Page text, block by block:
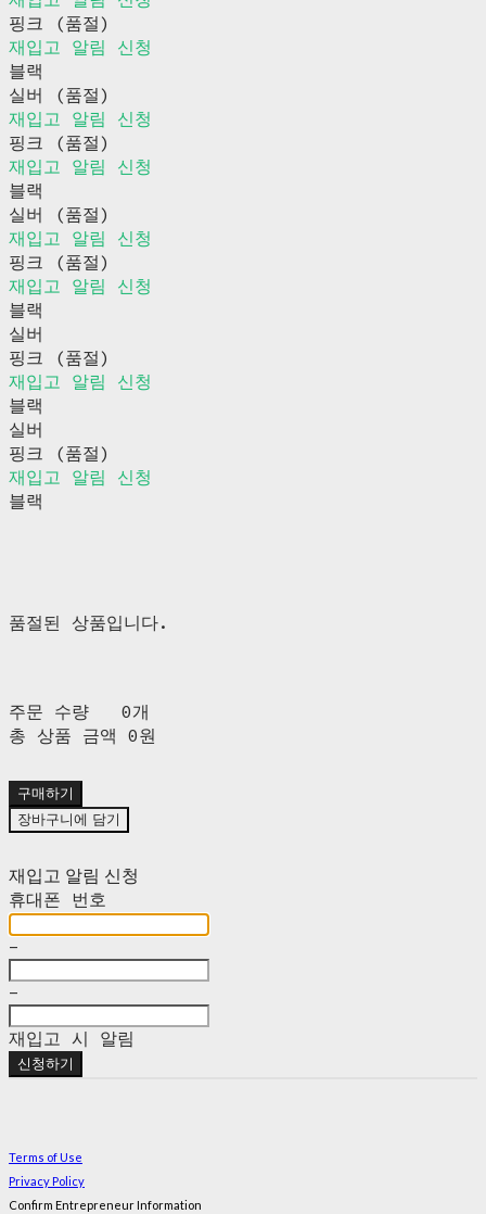
핑크 (품절)
재입고 알림 신청
블랙
실버 (품절)
재입고 알림 신청
핑크 (품절)
재입고 알림 신청
블랙
실버 (품절)
재입고 알림 신청
핑크 (품절)
재입고 알림 신청
블랙
실버
핑크 (품절)
재입고 알림 신청
블랙
실버
핑크 (품절)
재입고 알림 신청
블랙
품절된 상품입니다.
주문 수량
0개
총 상품 금액 0원
구매하기
장바구니에 담기
재입고 알림 신청
휴대폰 번호
-
-
재입고 시 알림
신청하기
Terms of Use
Privacy Policy
Confirm Entrepreneur Information